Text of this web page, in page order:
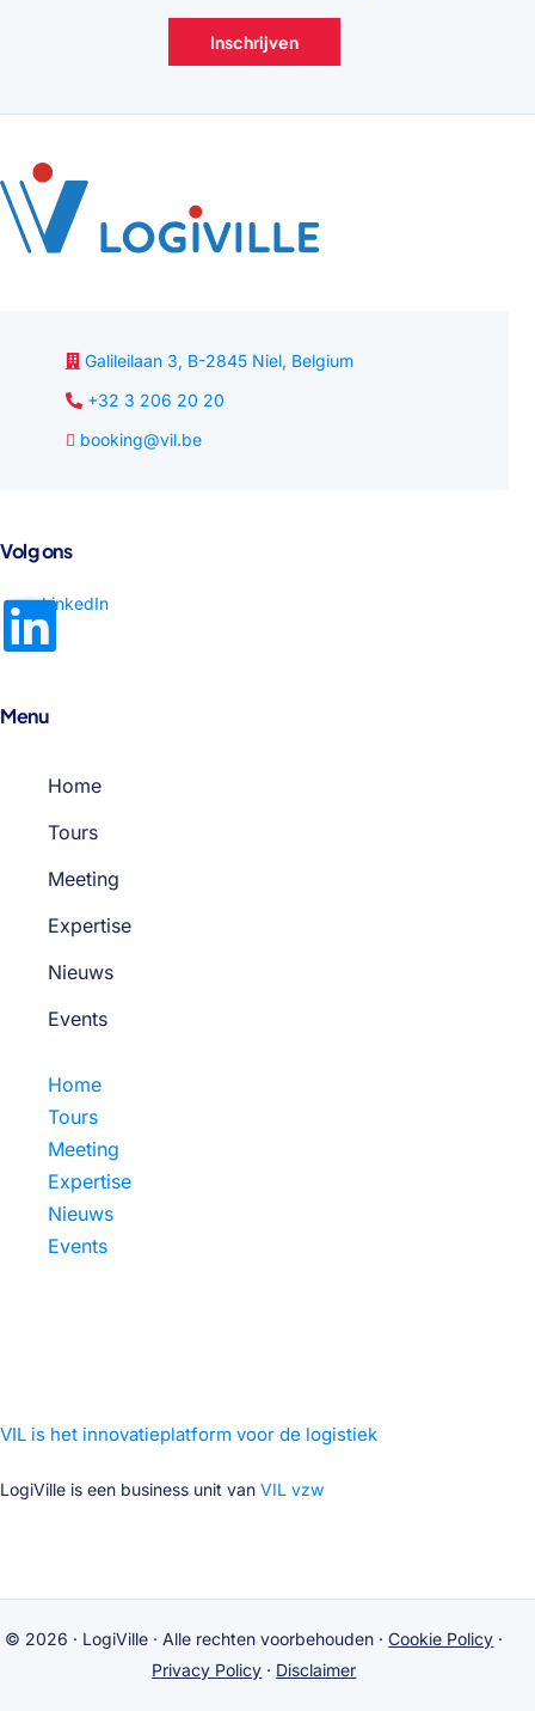
Inschrijven
Galileilaan 3, B-2845 Niel, Belgium
+32 3 206 20 20
booking@vil.be
Volg ons
Menu
Home
Tours
Meeting
Expertise
Nieuws
Events
Home
Tours
Meeting
Expertise
Nieuws
Events
VIL is het innovatieplatform voor de logistiek
LogiVille is een business unit van VIL vzw
© 2026 · LogiVille · Alle rechten voorbehouden ·Cookie Policy ·
Privacy Policy · Disclaimer